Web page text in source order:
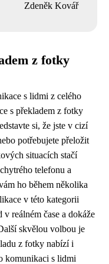
Zdeněk Kovář
z fotky
s lidmi z celého
s překladem z fotky
si, že jste v cizí
potřebujete přeložit
situacích stačí
telefonu a
ho během několika
v této kategorii
reálném čase a dokáže
skvělou volbou je
z fotky nabízí i
komunikaci s lidmi